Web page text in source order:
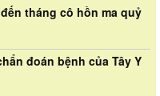
tháng cô hồn ma quỷ
đoán bệnh của Tây Y